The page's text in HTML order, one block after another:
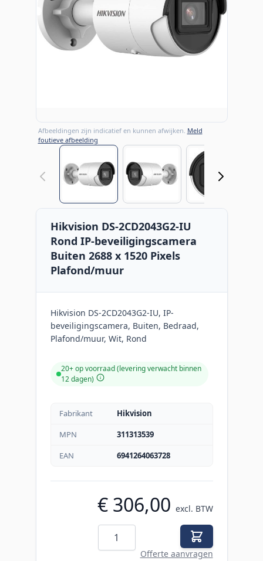
Afbeeldingen zijn indicatief en kunnen afwijken. Meld
foutieve afbeelding
View larger image
Hikvision DS-2CD2043G2-IU
Rond IP-beveiligingscamera
Buiten 2688 x 1520 Pixels
Plafond/muur
Hikvision DS-2CD2043G2-IU, IP-
beveiligingscamera, Buiten, Bedraad,
Plafond/muur, Wit, Rond
20+ op voorraad (levering verwacht binnen
12 dagen)
Fabrikant
Hikvision
MPN
311313539
EAN
6941264063728
€ 306,00 excl. BTW
Aantal
Offerte aanvragen